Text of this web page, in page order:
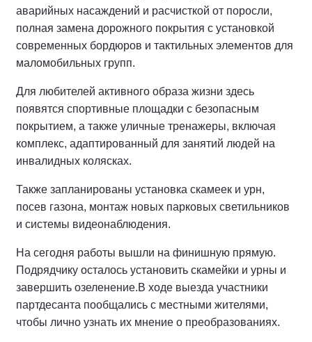
аварийных насаждений и расчисткой от поросли,
полная замена дорожного покрытия с установкой
современных бордюров и тактильных элементов для
маломобильных групп.
Для любителей активного образа жизни здесь
появятся спортивные площадки с безопасным
покрытием, а также уличные тренажеры, включая
комплекс, адаптированный для занятий людей на
инвалидных колясках.
Также запланированы установка скамеек и урн,
посев газона, монтаж новых парковых светильников
и системы видеонаблюдения.
На сегодня работы вышли на финишную прямую.
Подрядчику осталось установить скамейки и урны и
завершить озеленение.В ходе выезда участники
партдесанта пообщались с местными жителями,
чтобы лично узнать их мнение о преобразованиях.